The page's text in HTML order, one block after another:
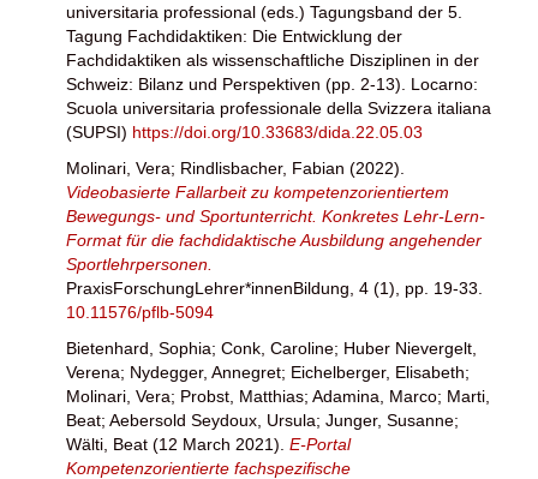
universitaria professional (eds.) Tagungsband der 5.
Tagung Fachdidaktiken: Die Entwicklung der
Fachdidaktiken als wissenschaftliche Disziplinen in der
Schweiz: Bilanz und Perspektiven (pp. 2-13). Locarno:
Scuola universitaria professionale della Svizzera italiana
(SUPSI) https://doi.org/10.33683/dida.22.05.03
Molinari, Vera; Rindlisbacher, Fabian (2022).
Videobasierte Fallarbeit zu kompetenzorientiertem
Bewegungs- und Sportunterricht. Konkretes Lehr-Lern-
Format für die fachdidaktische Ausbildung angehender
Sportlehrpersonen.
PraxisForschungLehrer*innenBildung, 4 (1), pp. 19-33.
10.11576/pflb-5094
Bietenhard, Sophia; Conk, Caroline; Huber Nievergelt,
Verena; Nydegger, Annegret; Eichelberger, Elisabeth;
Molinari, Vera; Probst, Matthias; Adamina, Marco; Marti,
Beat; Aebersold Seydoux, Ursula; Junger, Susanne;
Wälti, Beat (12 March 2021). E-Portal
Kompetenzorientierte fachspezifische